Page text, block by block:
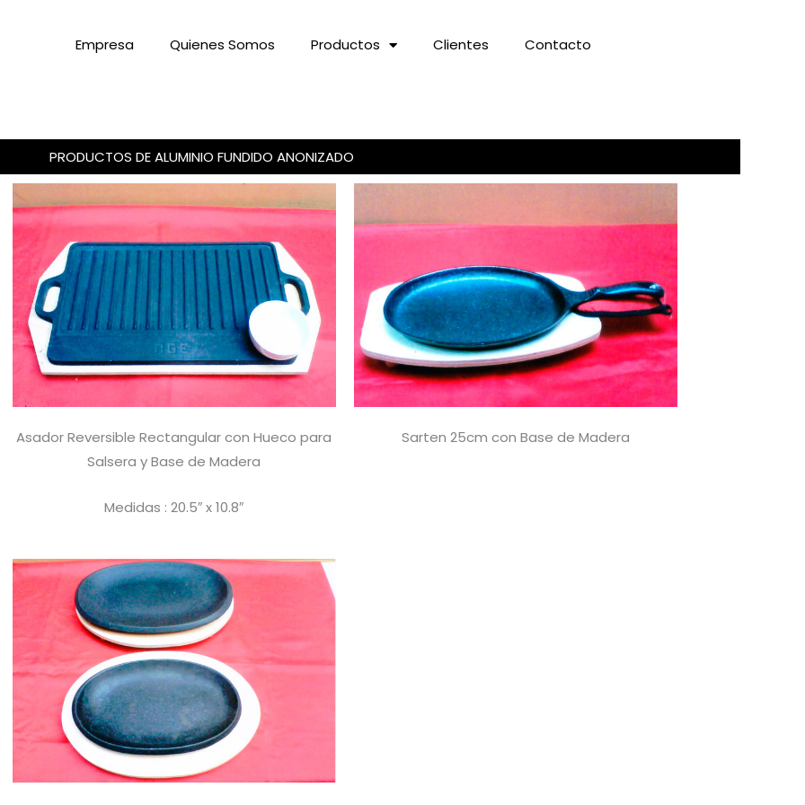
Empresa Quienes Somos Productos Clientes Contacto
PRODUCTOS DE ALUMINIO FUNDIDO ANONIZADO
Asador Reversible Rectangular con Hueco para
Salsera y Base de Madera
Medidas : 20.5″ x 10.8″
Sarten 25cm con Base de Madera